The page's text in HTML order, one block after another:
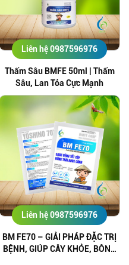
Liên hệ 0987596976
Thấm Sâu BMFE 50ml | Thấm
Sâu, Lan Tỏa Cực Mạnh
Liên hệ 0987596976
BM FE70 – GIẢI PHÁP ĐẶC TRỊ
BỆNH, GIÚP CÂY KHỎE, BÔNG